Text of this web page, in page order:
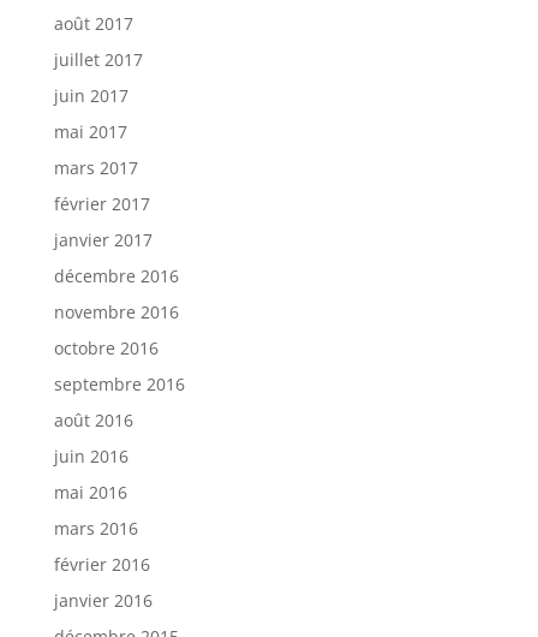
août 2017
juillet 2017
juin 2017
mai 2017
mars 2017
février 2017
janvier 2017
décembre 2016
novembre 2016
octobre 2016
septembre 2016
août 2016
juin 2016
mai 2016
mars 2016
février 2016
janvier 2016